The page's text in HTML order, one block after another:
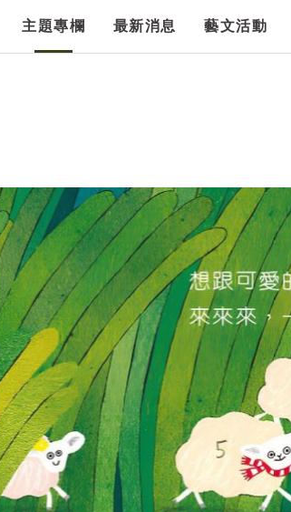
主題專欄 最新消息 藝文活動